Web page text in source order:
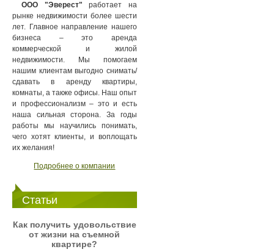
ООО "Эверест" работает на
рынке недвижимости более шести
лет. Главное направление нашего
бизнеса – это аренда
коммерческой и жилой
недвижимости. Мы помогаем
нашим клиентам выгодно снимать/
сдавать в аренду квартиры,
комнаты, а также офисы. Наш опыт
и профессионализм – это и есть
наша сильная сторона. За годы
работы мы научились понимать,
чего хотят клиенты, и воплощать
их желания!
Подробнее о компании
Статьи
Как получить удовольствие
от жизни на съемной
квартире?